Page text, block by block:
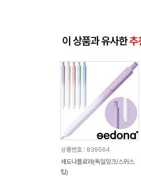
이 상품과 유사한추
상품번호 : 839564
세도나플로라(독일잉크/스위스
팁)